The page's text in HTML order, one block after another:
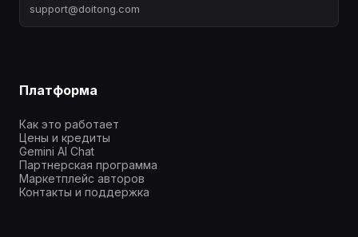
support@doitong.com
Платформа
Как это работает
Цены и кредиты
Gemini AI Chat
Партнерская программа
Маркетплейс авторов
Контакты и поддержка